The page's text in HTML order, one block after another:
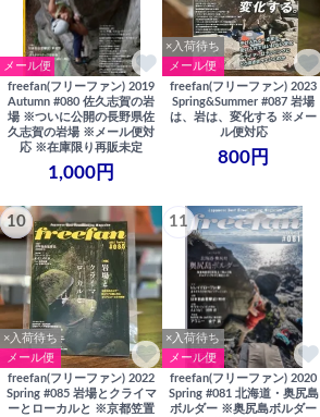
メール便
freefan(フリーファン) 2019
Autumn #080 佐久志賀の岩
場 ※ついに公開の長野県佐
久志賀の岩場 ※メール便対
応 ※在庫限り再販未定
1,000円
×入荷待ち
メール便
freefan(フリーファン) 2023
Spring&Summer #087 岩場
は、岩は、変化する ※メー
ル便対応
800円
10
×入荷待ち
メール便
freefan(フリーファン) 2022
Spring #085 岩場とクライマ
ーとローカルと ※京都笠置
11
×入荷待ち
メール便
freefan(フリーファン) 2020
Spring #081 北海道・奥尻島
ボルダー ※奥尻島ボルダー